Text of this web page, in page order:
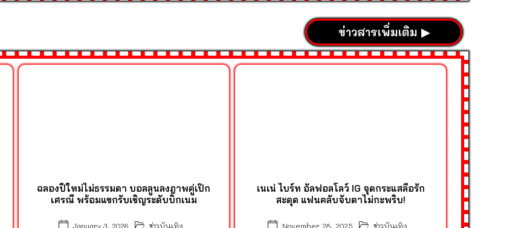
ข่าวสารเพิ่มเติม ▶
ฉลองปีใหม่ไม่ธรรมดา บอลลูนลงภาพคู่เป๊ก
เศรณี พร้อมแขกรับเชิญระดับบิ๊กเนม
January 3, 2026 ข่าวบันเทิง
เนเน่ ไบร์ท อัลฟอลโลว์ IG จุดกระแสลือรัก
สะดุด แฟนคลับจับตาไม่กะพริบ!
November 28, 2025 ข่าวบันเทิง